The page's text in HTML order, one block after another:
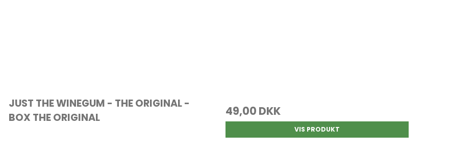
JUST THE WINEGUM - THE ORIGINAL -
BOX THE ORIGINAL
49,00 DKK
VIS PRODUKT